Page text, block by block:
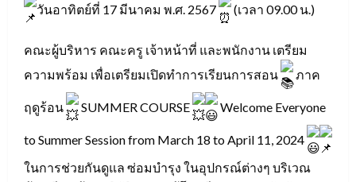
วันอาทิตย์ที่ 17 มีนาคม พ.ศ. 2567 (เวลา 09.00 น.)
คณะผู้บริหาร คณะครู เจ้าหน้าที่ และพนักงาน เตรียม
ความพร้อม เพื่อเตรียมเปิดทำการเรียนการสอน
ภาค
ฤดูร้อน SUMMER COURSE Welcome Everyone
to Summer Session from March 18 to April 11, 2024
ในการช่วยกันดูแล ซ่อมบำรุง ในอุปกรณ์ต่างๆ บริเวณ